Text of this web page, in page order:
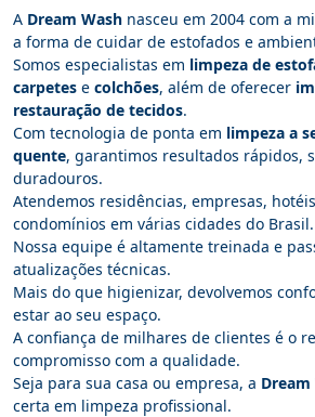
A Dream Wash nasceu em 2004 com a
a forma de cuidar de estofados e
Somos especialistas em limpeza de
carpetes e colchões, além de oferecer
restauração de tecidos.
Com tecnologia de ponta em limpeza a
quente, garantimos resultados rápidos,
duradouros.
Atendemos residências, empresas,
condomínios em várias cidades do Brasil.
Nossa equipe é altamente treinada e
atualizações técnicas.
Mais do que higienizar, devolvemos
estar ao seu espaço.
A confiança de milhares de clientes é o
compromisso com a qualidade.
Seja para sua casa ou empresa, a Dream
certa em limpeza profissional.